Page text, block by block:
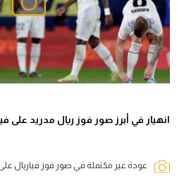
انهيار في أبرز صور فوز ريال مدريد على
عودة غير مكتملة في صور فوز فياريال